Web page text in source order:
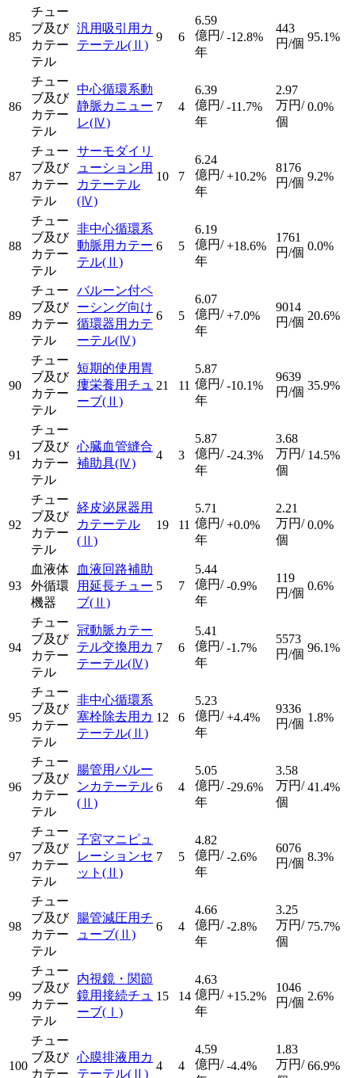
85
チュー
ブ及び
カテー
テル
汎用吸引用カ
テーテル(Ⅱ)
9 6
6.59
億円/
年
-12.8%
443
円/個 95.1%
86
チュー
ブ及び
カテー
テル
中心循環系動
静脈カニュー
レ(Ⅳ)
7 4
6.39
億円/
年
-11.7%
2.97
万円/
個
0.0%
87
チュー
ブ及び
カテー
テル
サーモダイリ
ューション用
カテーテル
(Ⅳ)
10 7
6.24
億円/
年
+10.2%
8176
円/個 9.2%
88
チュー
ブ及び
カテー
テル
非中心循環系
動脈用カテー
テル(Ⅱ)
6 5
6.19
億円/
年
+18.6%
1761
円/個 0.0%
89
チュー
ブ及び
カテー
テル
バルーン付ペ
ーシング向け
循環器用カテ
ーテル(Ⅳ)
6 5
6.07
億円/
年
+7.0%
9014
円/個 20.6%
90
チュー
ブ及び
カテー
テル
短期的使用胃
瘻栄養用チュ
ーブ(Ⅱ)
21 11
5.87
億円/
年
-10.1%
9639
円/個 35.9%
91
チュー
ブ及び
カテー
テル
心臓血管縫合
補助具(Ⅳ)
4 3
5.87
億円/
年
-24.3%
3.68
万円/
個
14.5%
92
チュー
ブ及び
カテー
テル
経皮泌尿器用
カテーテル
(Ⅱ)
19 11
5.71
億円/
年
+0.0%
2.21
万円/
個
0.0%
93
血液体
外循環
機器
血液回路補助
用延長チュー
ブ(Ⅱ)
5 7
5.44
億円/
年
-0.9%
119
円/個
0.6%
94
チュー
ブ及び
カテー
テル
冠動脈カテー
テル交換用カ
テーテル(Ⅳ)
7 6
5.41
億円/
年
-1.7%
5573
円/個 96.1%
95
チュー
ブ及び
カテー
テル
非中心循環系
塞栓除去用カ
テーテル(Ⅱ)
12 6
5.23
億円/
年
+4.4%
9336
円/個 1.8%
96
チュー
ブ及び
カテー
テル
腸管用バルー
ンカテーテル
(Ⅱ)
6 4
5.05
億円/
年
-29.6%
3.58
万円/
個
41.4%
97
チュー
ブ及び
カテー
テル
子宮マニピュ
レーションセ
ット (Ⅱ)
7 5
4.82
億円/
年
-2.6%
6076
円/個 8.3%
98
チュー
ブ及び
カテー
テル
腸管減圧用チ
ューブ(Ⅱ)
6 4
4.66
億円/
年
-2.8%
3.25
万円/
個
75.7%
99
チュー
ブ及び
カテー
テル
内視鏡・関節
鏡用接続チュ
ーブ(Ⅰ)
15 14
4.63
億円/
年
+15.2%
1046
円/個 2.6%
100
チュー
ブ及び
カテー
心膜排液用カ
テーテル(Ⅱ)
4 4
4.59
億円/ -4.4%
1.83
万円/ 66.9%